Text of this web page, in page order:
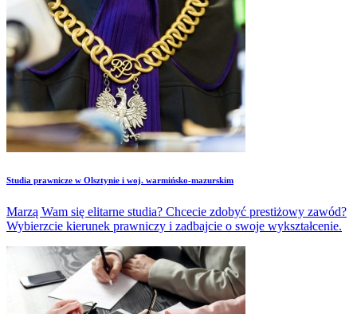
Studia prawnicze w Olsztynie i woj. warmińsko-mazurskim
Marzą Wam się elitarne studia? Chcecie zdobyć prestiżowy zawód?
Wybierzcie kierunek prawniczy i zadbajcie o swoje wykształcenie.